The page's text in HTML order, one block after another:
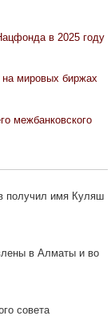
в 2025 году
мировых биржах
межбанковского
получил имя Куляш
в Алматы и во
совета